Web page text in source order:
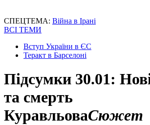
СПЕЦТЕМА: Війна в Ірані
ВСІ ТЕМИ
Вступ України в ЄС
Теракт в Барселоні
Підсумки 30.01:
та смерть
КуравльоваСюжет